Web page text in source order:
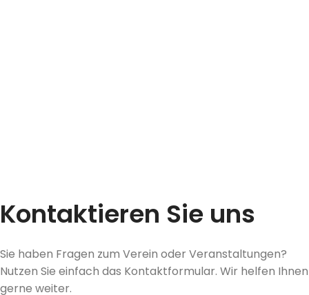
Kontaktieren Sie uns
Sie haben Fragen zum Verein oder Veranstaltungen?
Nutzen Sie einfach das Kontaktformular. Wir helfen Ihnen
gerne weiter.